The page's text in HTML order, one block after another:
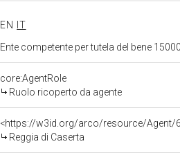
EN
IT
Ente competente per tutela del bene
core:AgentRole
Ruolo ricoperto da agente
<https://w3id.org/arco/resource/Agent/
Reggia di Caserta